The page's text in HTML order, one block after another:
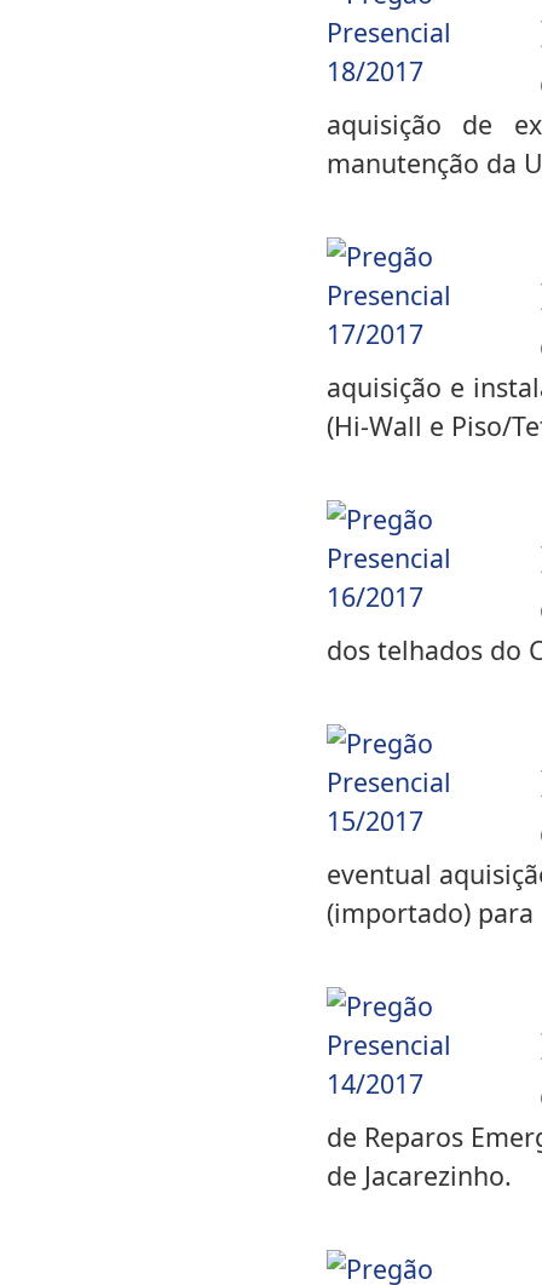
aquisição de
manutenção da
aquisição e
(Hi-Wall e Piso/
dos telhados do
eventual
(importado) para
de Reparos
de Jacarezinho.